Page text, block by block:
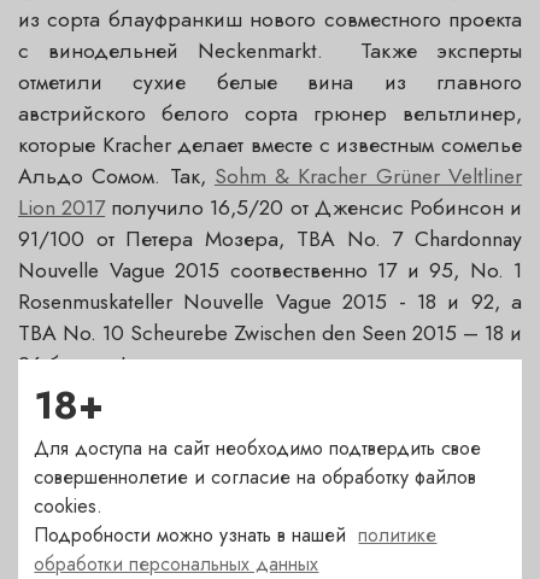
из сорта блауфранкиш нового совместного проекта
с винодельней Neckenmarkt. Также эксперты
отметили сухие белые вина из главного
австрийского белого сорта грюнер вельтлинер,
которые Kracher делает вместе с известным сомелье
Альдо Сомом. Так, Sohm & Kracher Grüner Veltliner
Lion 2017получило 16,5/20 от Дженсис Робинсон и
91/100 от Петера Мозера, TBA No. 7 Chardonnay
Nouvelle Vague 2015 соотвественно 17 и 95, No. 1
Rosenmuskateller Nouvelle Vague 2015 - 18 и 92, а
TBA No. 10 Scheurebe Zwischen den Seen 2015 – 18 и
96 баллов!
ДРУГИЕ НОВОСТИ
Последние события и акции. Статьи о вине
18+
Для доступа на сайт необходимо подтвердить свое
совершеннолетие и согласие на обработку файлов
cookies.
Подробности можно узнать в нашейполитике
обработки персональных данных